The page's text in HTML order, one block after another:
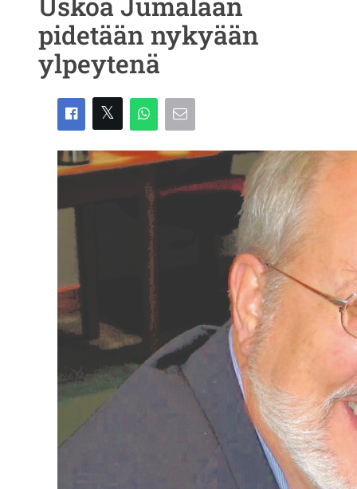
pidetään nykyään
ylpeytenä